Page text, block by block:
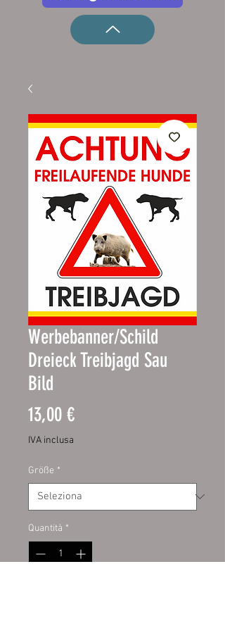
Werbebanner/Schild
Dreieck Treibjagd Sau
Bild
13,00 €Prezzo
IVA inclusa
Größe *
Quantità *